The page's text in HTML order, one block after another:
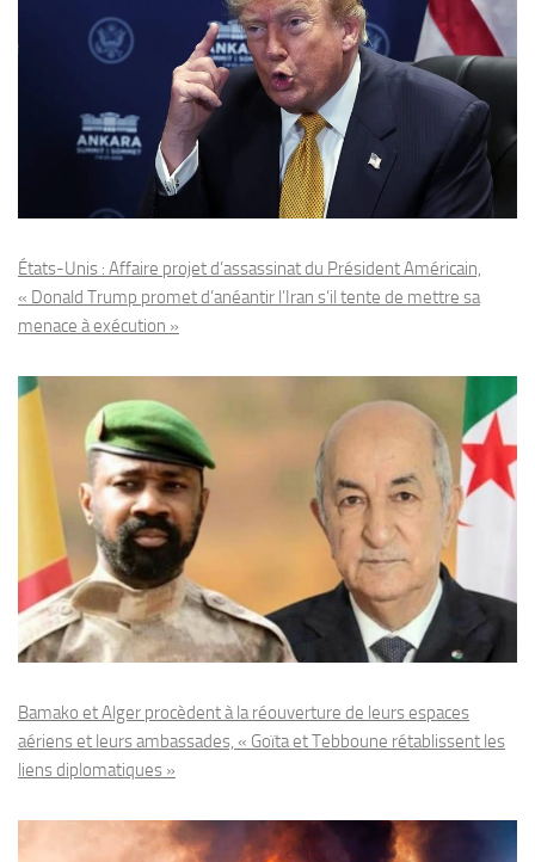
États-Unis : Affaire projet d’assassinat du Président Américain,
« Donald Trump promet d’anéantir l’Iran s’il tente de mettre sa
menace à exécution »
Bamako et Alger procèdent à la réouverture de leurs espaces
aériens et leurs ambassades, « Goïta et Tebboune rétablissent les
liens diplomatiques »